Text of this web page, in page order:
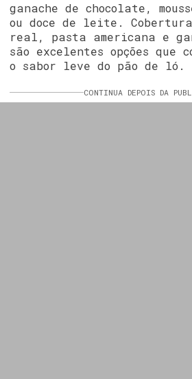
ganache de chocolate,
ou doce de leite.
real, pasta americana e
são excelentes opções que
o sabor leve do pão de ló.
CONTINUA DEPOIS DA